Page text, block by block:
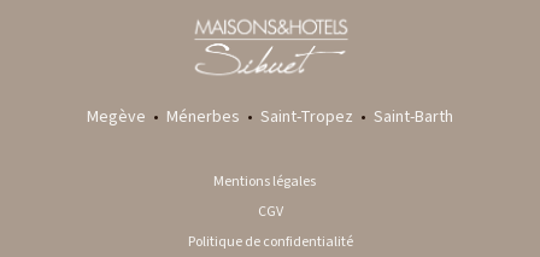
Megève • Ménerbes • Saint-Tropez • Saint-Barth
Mentions légales
CGV
Politique de confidentialité